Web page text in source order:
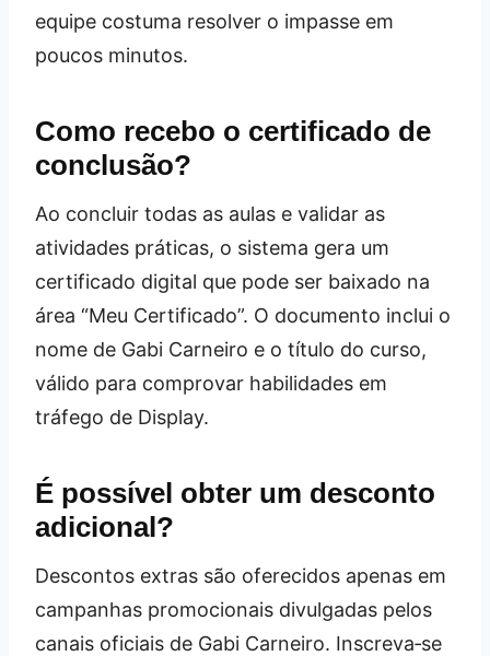
equipe costuma resolver o impasse em
poucos minutos.
Como recebo o certificado de
conclusão?
Ao concluir todas as aulas e validar as
atividades práticas, o sistema gera um
certificado digital que pode ser baixado na
área “Meu Certificado”. O documento inclui o
nome de Gabi Carneiro e o título do curso,
válido para comprovar habilidades em
tráfego de Display.
É possível obter um desconto
adicional?
Descontos extras são oferecidos apenas em
campanhas promocionais divulgadas pelos
canais oficiais de Gabi Carneiro. Inscreva‑se